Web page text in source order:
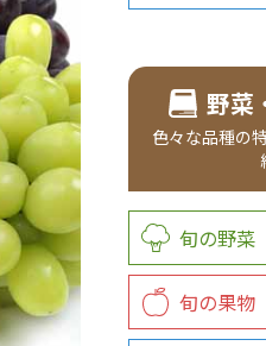
野菜
色々な品種の
旬の野菜
旬の果物